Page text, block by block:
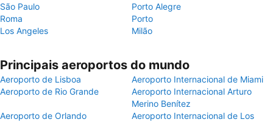
São Paulo
Porto Alegre
Roma
Porto
Los Angeles
Milão
Principais aeroportos do mundo
Aeroporto de Lisboa
Aeroporto Internacional de Miami
Aeroporto de Rio Grande
Aeroporto Internacional Arturo
Merino Benítez
Aeroporto de Orlando
Aeroporto Internacional de Los